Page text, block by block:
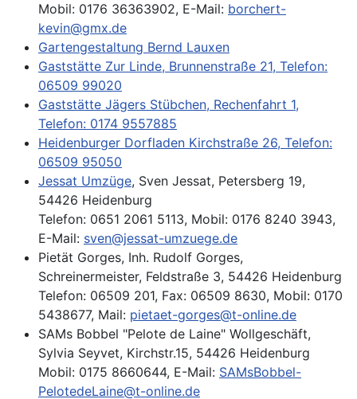
Mobil: 0176 36363902, E-Mail: borchert-
kevin@gmx.de
Gartengestaltung Bernd Lauxen
Gaststätte Zur Linde, Brunnenstraße 21, Telefon:
06509 99020
Gaststätte Jägers Stübchen, Rechenfahrt 1,
Telefon: 0174 9557885
Heidenburger Dorfladen Kirchstraße 26, Telefon:
06509 95050
Jessat Umzüge, Sven Jessat, Petersberg 19,
54426 Heidenburg
Telefon: 0651 2061 5113, Mobil: 0176 8240 3943,
E-Mail: sven@jessat-umzuege.de
Pietät Gorges, Inh. Rudolf Gorges,
Schreinermeister, Feldstraße 3, 54426 Heidenburg
Telefon: 06509 201, Fax: 06509 8630, Mobil: 0170
5438677, Mail: pietaet-gorges@t-online.de
SAMs Bobbel "Pelote de Laine" Wollgeschäft,
Sylvia Seyvet, Kirchstr.15, 54426 Heidenburg
Mobil: 0175 8660644, E-Mail: SAMsBobbel-
PelotedeLaine@t-online.de